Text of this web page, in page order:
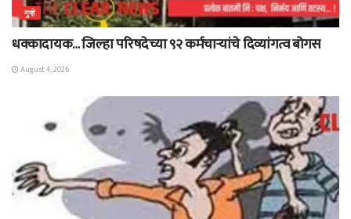
गुन्हे
धक्कादायक… जिल्हा परिषदेच्या ९२ कर्मचाऱ्यांचे दिव्यांगत्व बोगस
August 4, 2026